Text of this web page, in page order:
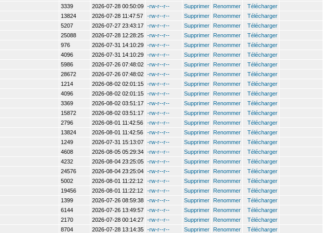
3339 2026-07-28 00:50:09 -rw-r--r-- Supprimer Renommer
Télécharger
13824 2026-07-28 11:47:57 -rw-r--r-- Supprimer Renommer
Télécharger
5207 2026-07-27 23:43:17 -rw-r--r-- Supprimer Renommer
Télécharger
25088 2026-07-28 12:28:25 -rw-r--r-- Supprimer Renommer
Télécharger
976 2026-07-31 14:10:29 -rw-r--r-- Supprimer Renommer
Télécharger
4096 2026-07-31 14:10:29 -rw-r--r-- Supprimer Renommer
Télécharger
5986 2026-07-26 07:48:02 -rw-r--r-- Supprimer Renommer
Télécharger
28672 2026-07-26 07:48:02 -rw-r--r-- Supprimer Renommer
Télécharger
1214 2026-08-02 02:01:15 -rw-r--r-- Supprimer Renommer
Télécharger
4096 2026-08-02 02:01:15 -rw-r--r-- Supprimer Renommer
Télécharger
3369 2026-08-02 03:51:17 -rw-r--r-- Supprimer Renommer
Télécharger
15872 2026-08-02 03:51:17 -rw-r--r-- Supprimer Renommer
Télécharger
2796 2026-08-01 11:42:56 -rw-r--r-- Supprimer Renommer
Télécharger
13824 2026-08-01 11:42:56 -rw-r--r-- Supprimer Renommer
Télécharger
1249 2026-07-31 15:13:07 -rw-r--r-- Supprimer Renommer
Télécharger
4608 2026-08-05 05:29:34 -rw-r--r-- Supprimer Renommer
Télécharger
4232 2026-08-04 23:25:05 -rw-r--r-- Supprimer Renommer
Télécharger
24576 2026-08-04 23:25:04 -rw-r--r-- Supprimer Renommer
Télécharger
5002 2026-08-01 11:22:12 -rw-r--r-- Supprimer Renommer
Télécharger
19456 2026-08-01 11:22:12 -rw-r--r-- Supprimer Renommer
Télécharger
1399 2026-07-26 08:59:38 -rw-r--r-- Supprimer Renommer
Télécharger
6144 2026-07-26 13:49:57 -rw-r--r-- Supprimer Renommer
Télécharger
2170 2026-07-28 00:14:27 -rw-r--r-- Supprimer Renommer
Télécharger
8704 2026-07-28 13:14:35 -rw-r--r-- Supprimer Renommer
Télécharger